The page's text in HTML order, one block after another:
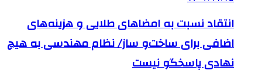
انتقاد نسبت به امضاهای طلایی و هزینه‌های
اضافی برای ساخت‌و ساز/ نظام مهندسی به هیچ
نهادی پاسخگو نیست